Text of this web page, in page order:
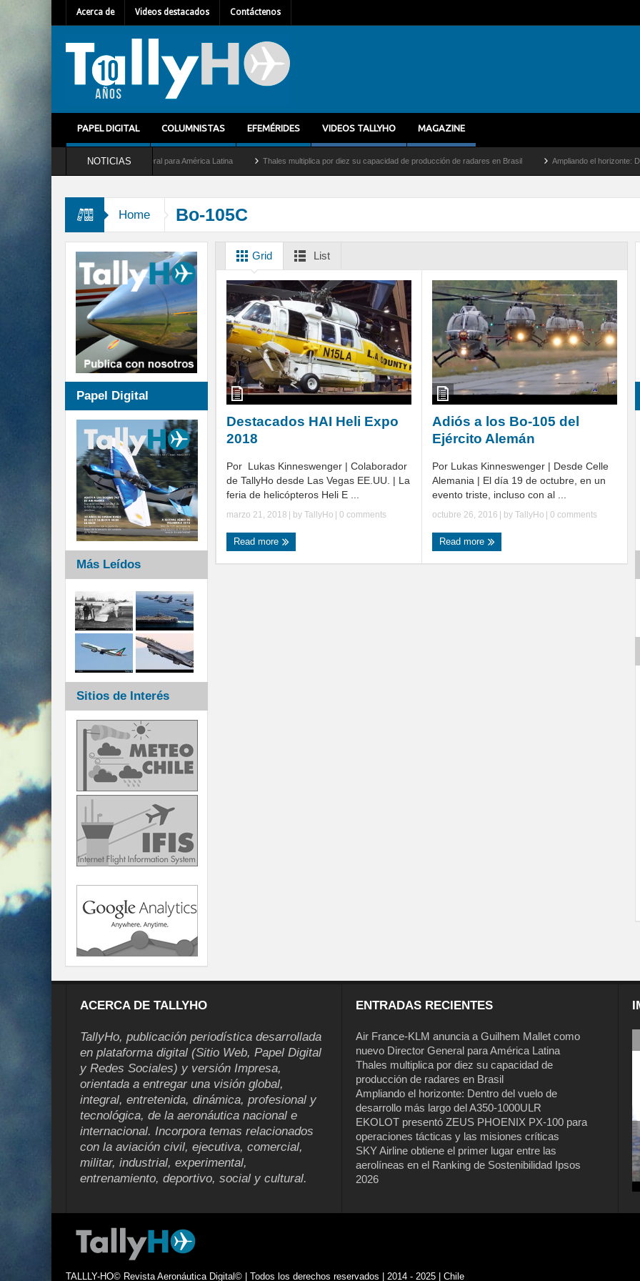
Acerca de Videos destacados Contáctenos
PAPEL DIGITAL COLUMNISTAS EFEMÉRIDES VIDEOS TALLYHO MAGAZINE
NOTICIAS
Mallet como nuevo Director General para América Latina Thales multiplica por diez su capacidad de producción de radares en Brasil Ampliando el horizonte: Dentro
Home Bo-105C
Grid List
Destacados HAI Heli Expo
2018
Por Lukas Kinneswenger | Colaborador
de TallyHo desde Las Vegas EE.UU. | La
feria de helicópteros Heli E ...
marzo 21, 2018 | by TallyHo 0 comments
Read more
Adiós a los Bo-105 del
Ejército Alemán
Por Lukas Kinneswenger | Desde Celle
Alemania | El día 19 de octubre, en un
evento triste, incluso con al ...
octubre 26, 2016 | by TallyHo 0 comments
Read more
Papel Digital
Más Leídos
Sitios de Interés
ACERCA DE TALLYHO
TallyHo, publicación periodística desarrollada
en plataforma digital (Sitio Web, Papel Digital
y Redes Sociales) y versión Impresa,
orientada a entregar una visión global,
integral, entretenida, dinámica, profesional y
tecnológica, de la aeronáutica nacional e
internacional. Incorpora temas relacionados
con la aviación civil, ejecutiva, comercial,
militar, industrial, experimental,
entrenamiento, deportivo, social y cultural.
ENTRADAS RECIENTES
Air France-KLM anuncia a Guilhem Mallet como
nuevo Director General para América Latina
Thales multiplica por diez su capacidad de
producción de radares en Brasil
Ampliando el horizonte: Dentro del vuelo de
desarrollo más largo del A350-1000ULR
EKOLOT presentó ZEUS PHOENIX PX-100 para
operaciones tácticas y las misiones críticas
SKY Airline obtiene el primer lugar entre las
aerolíneas en el Ranking de Sostenibilidad Ipsos
2026
Air France-KLM anuncia a Guilhem
Mallet como nuevo Director General
para América Latina
TALLLY-HO© Revista Aeronáutica Digital© | Todos los derechos reservados | 2014 - 2025 | Chile